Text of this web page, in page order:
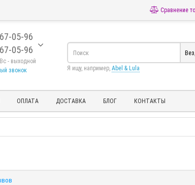
Сравнение
05-96
05-96
- выходной
звонок
Я ищу, например, Abel & Lula
ОПЛАТА ДОСТАВКА БЛОГ КОНТАКТЫ